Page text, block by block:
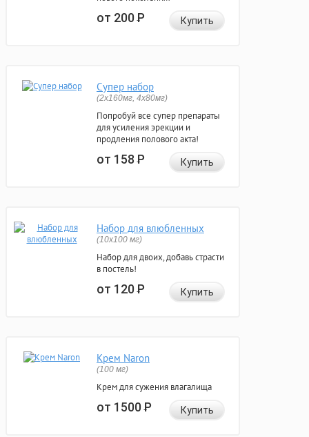
от 200Р Купить
Супер набор
(2х160мг, 4х80мг)
Попробуй все супер препараты
для усиления эрекции и
продления полового акта!
от 158Р Купить
Набор для влюбленных
(10х100 мг)
Набор для двоих, добавь страсти
в постель!
от 120Р Купить
Крем Naron
(100 мг)
Крем для сужения влагалища
от 1500Р Купить